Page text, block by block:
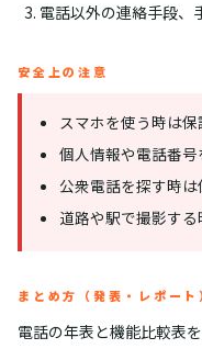
電話以外の連絡手段、
安全上の注意
スマホを使う時は保
個人情報や電話番号
公衆電話を探す時は
道路や駅で撮影する
まとめ方（発表・レポート
電話の年表と機能比較表